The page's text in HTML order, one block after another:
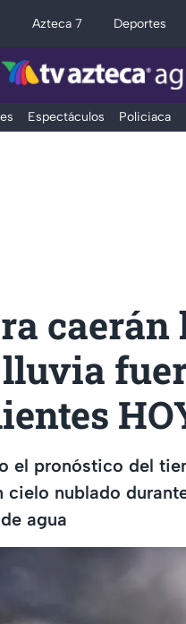
Azteca 7 Deportes
Espectáculos Policiaca
caerán
el pronóstico del
cielo nublado
agua